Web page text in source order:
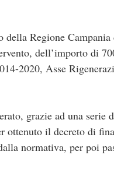
della Regione
dell’importo di
2020, Asse
grazie ad una
ottenuto il decreto di
normativa, per poi